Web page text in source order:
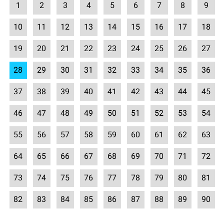
1 2 3 4 5 6 7 8
9
10
11 12 13 14 15 16 17
18
19
20 21 22 23 24 25 26
27
28
29 30 31 32 33 34 35
36
37
38 39 40 41 42 43 44
45
46
47 48 49 50 51 52 53
54
55
56 57 58 59 60 61 62
63
64
65 66 67 68 69 70 71
72
73
74 75 76 77 78 79 80
81
82
83 84 85 86 87 88 89
90